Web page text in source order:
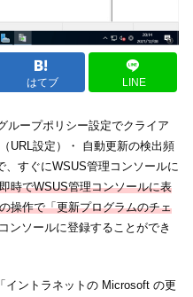
はてブ LINE
ループポリシー設定でクライア
URL設定）・ 自動更新の検出頻
、すぐにWSUS管理コンソールに
即時でWSUS管理コンソールに表
操作で「更新プログラムのチェ
ンソールに登録することができ
イントラネットの Microsoft の更